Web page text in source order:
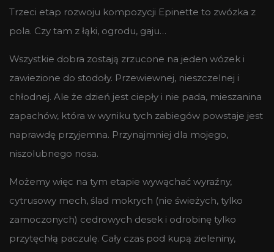
Trzeci etap rozwoju kompozycji Epinette to zwózka z
pola. Czy tam z łąki, ogrodu, gaju…
Wszystkie dobra zostają zrzucone na jeden wózek i
zawiezione do stodoły. Przewiewnej, nieszczelnej i
chłodnej. Ale że dzień jest ciepły i nie pada, mieszanina
zapachów, która w wyniku tych zabiegów powstaje jest
naprawdę przyjemna. Przynajmniej dla mojego,
niszolubnego nosa.
Możemy więc na tym etapie wywąchać wyraźny,
cytrusowy mech, ślad mokrych (nie świeżych, tylko
zamoczonych) cedrowych desek i odrobinę tylko
przytęchłą paczulę. Cały czas pod kupą zieleniny,